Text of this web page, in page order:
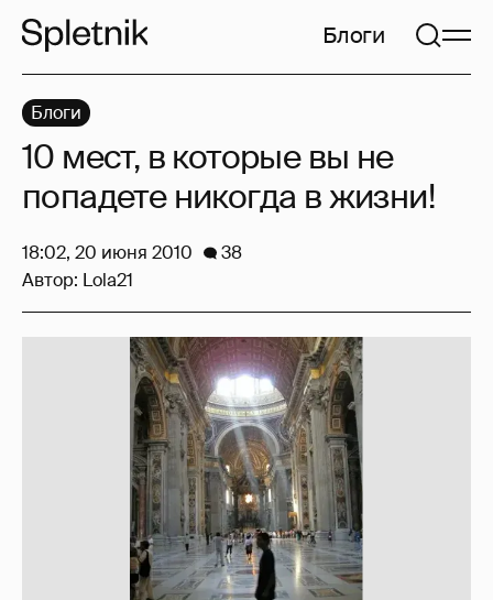
Блоги
Блоги
10 мест, в которые вы не
попадете никогда в жизни!
18:02, 20 июня 2010
38
Автор: Lola21